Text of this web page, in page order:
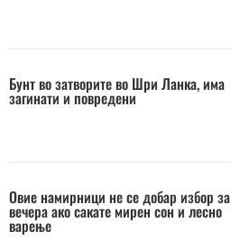
Бунт во затворите во Шри Ланка, има
загинати и повредени
Овие намирници не се добар избор за
вечера ако сакате мирен сон и лесно
варење